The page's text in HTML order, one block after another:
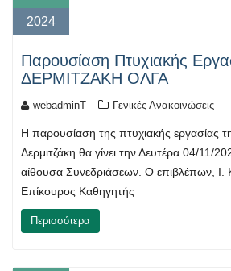
2024
Παρουσίαση Πτυχιακής
ΔΕΡΜΙΤΖΑΚΗ ΟΛΓΑ
webadminT Γενικές Ανακοινώσεις
Η παρουσίαση της πτυχιακής εργασίας
Δερμιτζάκη θα γίνει την Δευτέρα 04/11/
αίθουσα Συνεδριάσεων. Ο επιβλέπων, Ι.
Επίκουρος Καθηγητής
Περισσότερα